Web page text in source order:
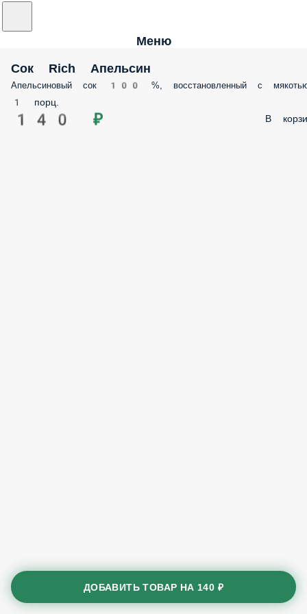
Меню
Сок Rich Апельсин
Апельсиновый сок 100 %, восстановленный с
1 порц.
140 ₽ В
ДОБАВИТЬ ТОВАР НА 140 ₽